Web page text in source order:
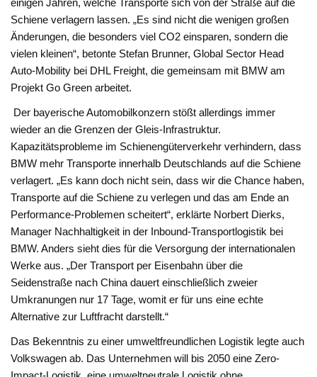
Schiene verlagern lassen. „Es sind nicht die wenigen großen
Änderungen, die besonders viel CO2 einsparen, sondern die
vielen kleinen“, betonte Stefan Brunner, Global Sector Head
Auto-Mobility bei DHL Freight, die gemeinsam mit BMW am
Projekt Go Green arbeitet.
Der bayerische Automobilkonzern stößt allerdings immer
wieder an die Grenzen der Gleis-Infrastruktur.
Kapazitätsprobleme im Schienengüterverkehr verhindern, dass
BMW mehr Transporte innerhalb Deutschlands auf die Schiene
verlagert. „Es kann doch nicht sein, dass wir die Chance haben,
Transporte auf die Schiene zu verlegen und das am Ende an
Performance-Problemen scheitert“, erklärte Norbert Dierks,
Manager Nachhaltigkeit in der Inbound-Transportlogistik bei
BMW. Anders sieht dies für die Versorgung der internationalen
Werke aus. „Der Transport per Eisenbahn über die
Seidenstraße nach China dauert einschließlich zweier
Umkranungen nur 17 Tage, womit er für uns eine echte
Alternative zur Luftfracht darstellt.“
Das Bekenntnis zu einer umweltfreundlichen Logistik legte auch
Volkswagen ab. Das Unternehmen will bis 2050 eine Zero-